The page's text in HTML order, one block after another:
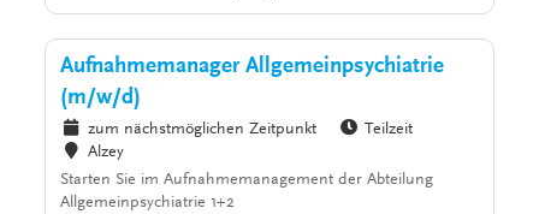
Aufnahmemanager Allgemeinpsychiatrie
(m/w/d)
zum nächstmöglichen Zeitpunkt
Teilzeit
Alzey
Starten Sie im Aufnahmemanagement der Abteilung
Allgemeinpsychiatrie 1+2